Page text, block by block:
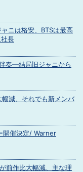
ニは格安、BTSは最高
長
奏―結局旧ジャニから
減、それでも新メンバ
開催決定/ Warner
前作比大幅減、主な理